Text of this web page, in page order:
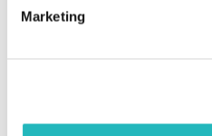
Marketing